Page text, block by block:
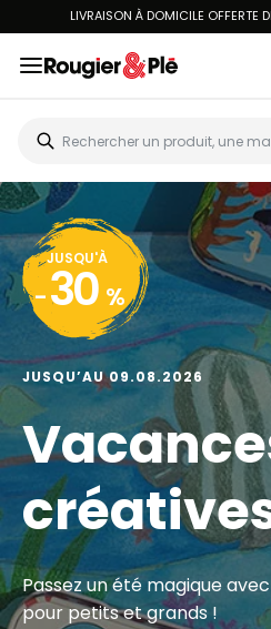
LIVRAISON À DOMICILE OFFERTE
JUSQU'À
- 30 %
JUSQU’AU 09.08.2026
Passez un été magique
pour petits et grands !